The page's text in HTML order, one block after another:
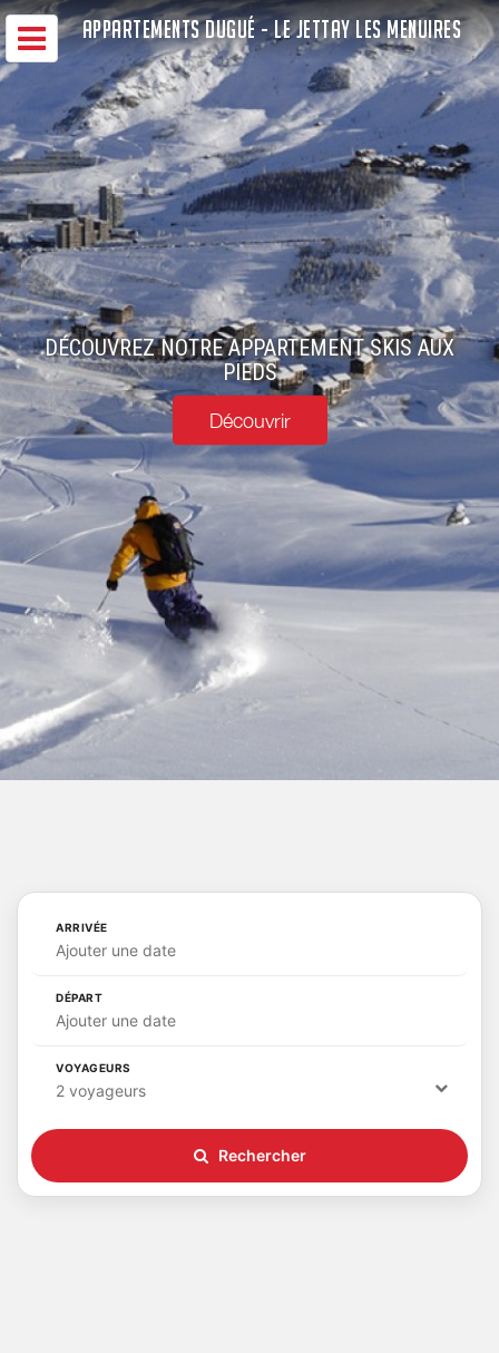
APPARTEMENTS DUGUÉ - LE JETTAY LES MENUIRES
DÉCOUVREZ NOTRE APPARTEMENT SKIS AUX
PIEDS
Découvrir
ARRIVÉE
Ajouter une date
DÉPART
Ajouter une date
VOYAGEURS
2 voyageurs
Rechercher